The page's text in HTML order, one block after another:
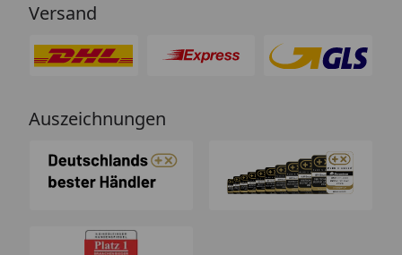
Versand
Auszeichnungen